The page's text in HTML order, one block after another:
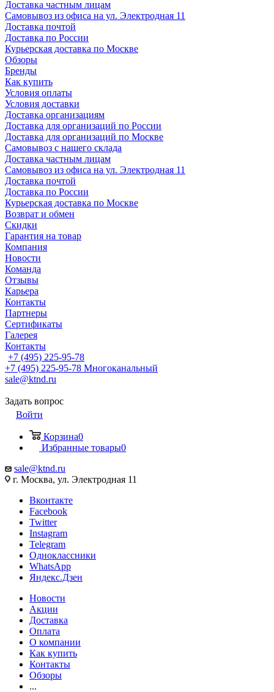
Доставка частным лицам
Самовывоз из офиса на ул. Электродная 11
Доставка почтой
Доставка по России
Курьерская доставка по Москве
Обзоры
Бренды
Как купить
Условия оплаты
Условия доставки
Доставка организациям
Доставка для организаций по России
Доставка для организаций по Москве
Самовывоз с нашего склада
Доставка частным лицам
Самовывоз из офиса на ул. Электродная 11
Доставка почтой
Доставка по России
Курьерская доставка по Москве
Возврат и обмен
Скидки
Гарантия на товар
Компания
Новости
Команда
Отзывы
Карьера
Контакты
Партнеры
Сертификаты
Галерея
Контакты
+7 (495) 225-95-78
+7 (495) 225-95-78 Многоканальный
sale@ktnd.ru
Задать вопрос
Войти
Корзина0
Избранные товары0
sale@ktnd.ru
г. Москва, ул. Электродная 11
Вконтакте
Facebook
Twitter
Instagram
Telegram
Одноклассники
WhatsApp
Яндекс.Дзен
Новости
Акции
Доставка
Оплата
О компании
Как купить
Контакты
Обзоры
...